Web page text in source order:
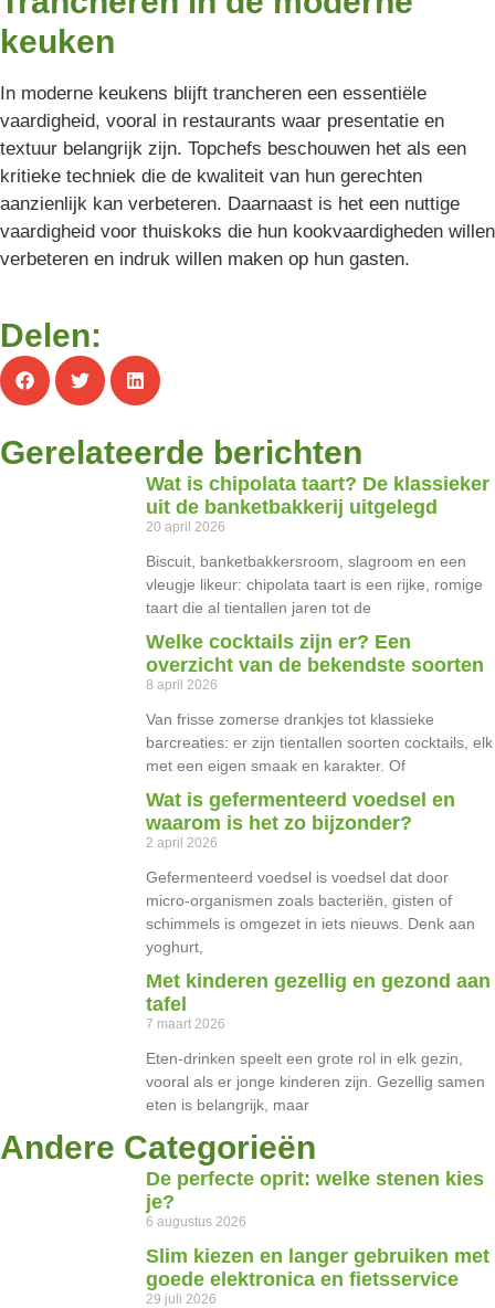
keuken
In moderne keukens blijft trancheren een essentiële
vaardigheid, vooral in restaurants waar presentatie en
textuur belangrijk zijn. Topchefs beschouwen het als een
kritieke techniek die de kwaliteit van hun gerechten
aanzienlijk kan verbeteren. Daarnaast is het een nuttige
vaardigheid voor thuiskoks die hun kookvaardigheden willen
verbeteren en indruk willen maken op hun gasten.
Delen:
Gerelateerde berichten
Wat is chipolata taart? De klassieker
uit de banketbakkerij uitgelegd
20 april 2026
Biscuit, banketbakkersroom, slagroom en een
vleugje likeur: chipolata taart is een rijke, romige
taart die al tientallen jaren tot de
Welke cocktails zijn er? Een
overzicht van de bekendste soorten
8 april 2026
Van frisse zomerse drankjes tot klassieke
barcreaties: er zijn tientallen soorten cocktails, elk
met een eigen smaak en karakter. Of
Wat is gefermenteerd voedsel en
waarom is het zo bijzonder?
2 april 2026
Gefermenteerd voedsel is voedsel dat door
micro-organismen zoals bacteriën, gisten of
schimmels is omgezet in iets nieuws. Denk aan
yoghurt,
Met kinderen gezellig en gezond aan
tafel
7 maart 2026
Eten-drinken speelt een grote rol in elk gezin,
vooral als er jonge kinderen zijn. Gezellig samen
eten is belangrijk, maar
Andere Categorieën
De perfecte oprit: welke stenen kies
je?
6 augustus 2026
Slim kiezen en langer gebruiken met
goede elektronica en fietsservice
29 juli 2026